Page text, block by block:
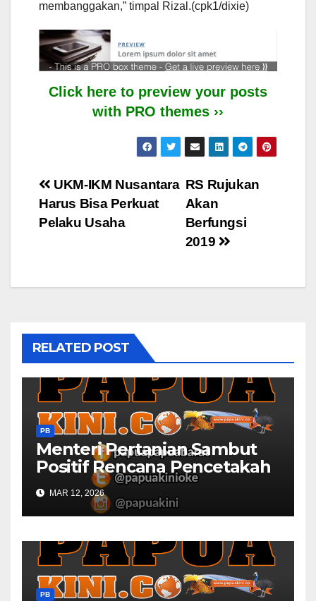
membanggakan,” timpal Rizal.(cpk1/dixie)
Click here to preview your posts
with PRO themes ››
Post
navigation
RS Rujukan
Akan
Berfungsi
2019
UKM-IKM Nusantara
Harus Bisa Perkuat
Pelaku Usaha
RELATED POST
PB
Menteri Pertanian Sambut
Positif Rencana Pencetakah
Sawah dan Ladang di Papua
Barat
MAR 12, 2026
PB